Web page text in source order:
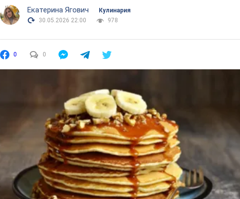
Екатерина Ягович
Кулинария
30.05.2026 22:00
978
0 0